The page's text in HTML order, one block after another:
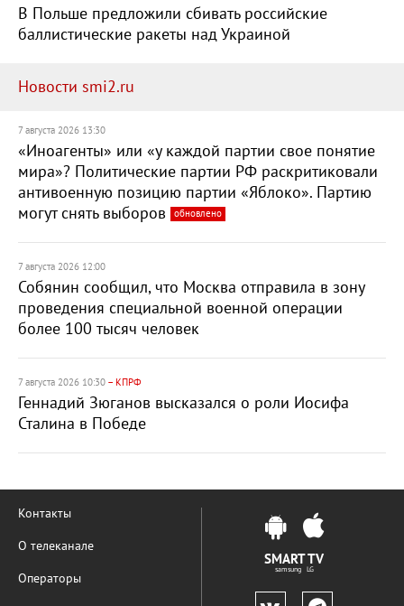
В Польше предложили сбивать российские
баллистические ракеты над Украиной
Новости smi2.ru
7 августа 2026 13:30
«Иноагенты» или «у каждой партии свое понятие
мира»? Политические партии РФ раскритиковали
антивоенную позицию партии «Яблоко». Партию
могут снять выборов
обновлено
7 августа 2026 12:00
Собянин сообщил, что Москва отправила в зону
проведения специальной военной операции
более 100 тысяч человек
7 августа 2026 10:30 – КПРФ
Геннадий Зюганов высказался о роли Иосифа
Сталина в Победе
Контакты
О телеканале
Операторы
SMART TV
samsung LG